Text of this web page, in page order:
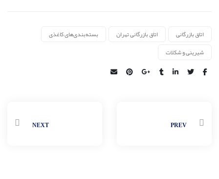
اتاق بازرگانی اتاق بازرگانی تهران
بسته‌بندی‌های کاغذی
شیرینی و شکلات
PREV
NEXT